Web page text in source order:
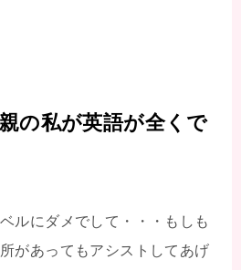
の私が英語が全くで
ルにダメでして・・・もしも
があってもアシストしてあげ